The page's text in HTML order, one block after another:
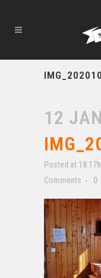
12 JAN
Posted at 18:17h
Comments
0